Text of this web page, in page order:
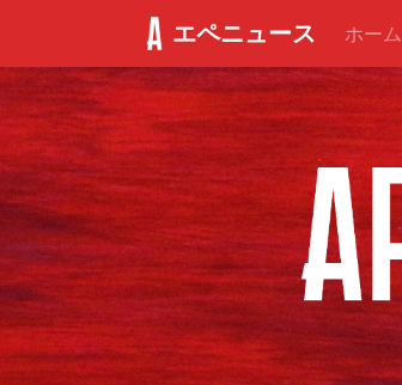
エペニュース ホーム